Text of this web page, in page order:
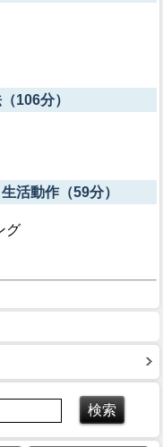
106分）
活動作（59分）
グ